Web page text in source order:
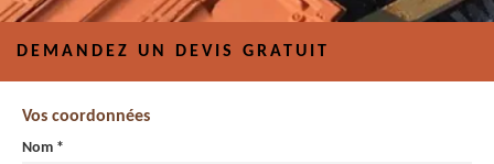
DEMANDEZ UN DEVIS GRATUIT
Vos coordonnées
Nom *